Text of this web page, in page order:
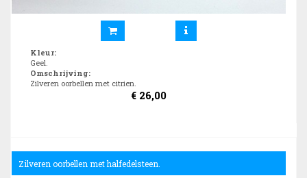
Kleur:
Geel.
Omschrijving:
Zilveren oorbellen met citrien.
€ 26,00
Zilveren oorbellen met halfedelsteen.